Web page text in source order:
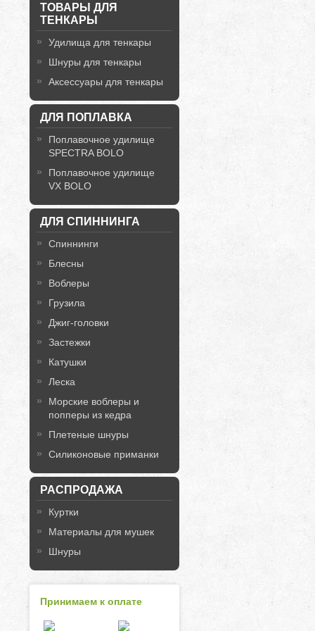
ТОВАРЫ ДЛЯ
ТЕНКАРЫ
Удилища для тенкары
Шнуры для тенкары
Аксессуары для тенкары
ДЛЯ ПОПЛАВКА
Поплавочное удилище
SPECTRA BOLO
Поплавочное удилище
VX BOLO
ДЛЯ СПИННИНГА
Спиннинги
Блесны
Воблеры
Грузила
Джиг-головки
Застежки
Катушки
Леска
Морские воблеры и
попперы из кедра
Плетеные шнуры
Силиконовые приманки
РАСПРОДАЖА
Куртки
Материалы для мушек
Шнуры
Принимаем к оплате